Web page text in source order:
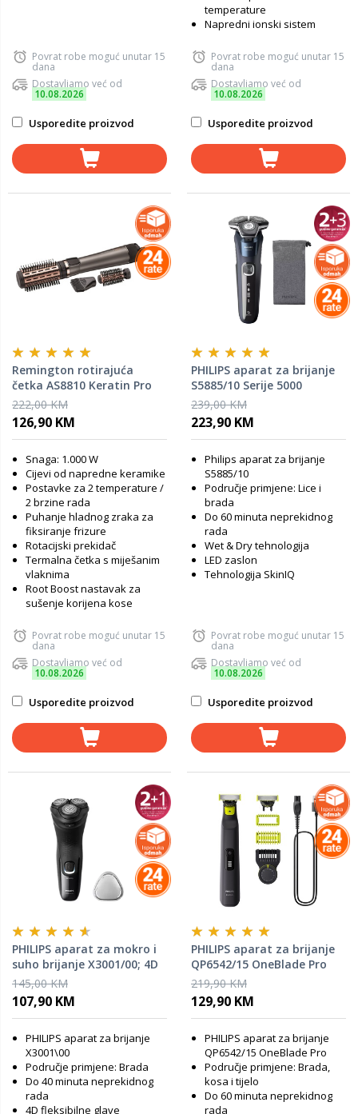
Povrat robe moguć unutar 15
dana
Dostavljamo već od
10.08.2026
Usporedite proizvod
temperature
Napredni ionski sistem
Povrat robe moguć unutar 15
dana
Dostavljamo već od
10.08.2026
Usporedite proizvod
Remington rotirajuća
četka AS8810 Keratin Pro
222,00 KM
126,90 KM
Snaga: 1.000 W
Cijevi od napredne keramike
Postavke za 2 temperature /
2 brzine rada
Puhanje hladnog zraka za
fiksiranje frizure
Rotacijski prekidač
Termalna četka s miješanim
vlaknima
Root Boost nastavak za
sušenje korijena kose
Povrat robe moguć unutar 15
dana
Dostavljamo već od
10.08.2026
Usporedite proizvod
PHILIPS aparat za brijanje
S5885/10 Serije 5000
239,00 KM
223,90 KM
Philips aparat za brijanje
S5885/10
Područje primjene: Lice i
brada
Do 60 minuta neprekidnog
rada
Wet & Dry tehnologija
LED zaslon
Tehnologija SkinIQ
Povrat robe moguć unutar 15
dana
Dostavljamo već od
10.08.2026
Usporedite proizvod
PHILIPS aparat za mokro i
suho brijanje X3001/00; 4D
145,00 KM
107,90 KM
PHILIPS aparat za brijanje
X3001\00
Područje primjene: Brada
Do 40 minuta neprekidnog
rada
4D fleksibilne glave
PHILIPS aparat za brijanje
QP6542/15 OneBlade Pro
360 Face + Body
219,90 KM
129,90 KM
PHILIPS aparat za brijanje
QP6542/15 OneBlade Pro
Područje primjene: Brada,
kosa i tijelo
Do 60 minuta neprekidnog
rada